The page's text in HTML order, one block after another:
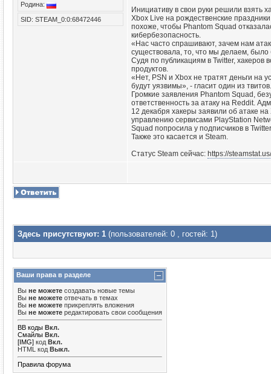
Родина:
SID: STEAM_0:0:68472446
Инициативу в свои руки решили взять
Xbox Live на рождественские
похоже, чтобы Phantom Squad
кибербезопасность.
«Нас часто спрашивают, зачем нам
существовала, то, что мы делаем,
Судя по публикациям в Twitter,
продуктов.
«Нет, PSN и Xbox не тратят деньги на
будут уязвимы», - гласит один из твитов.
Громкие заявления Phantom Squad,
ответственность за атаку на Reddit.
12 декабря хакеры заявили об атаке
управлению сервисами PlayStation
Squad попросила у подписчиков в
Также это касается и Steam.
Статус Steam сейчас: https://steamstat.us/
Здесь присутствуют: 1 (пользователей: 0 , гостей: 1)
Ваши права в разделе
Вы не можете создавать новые темы
Вы не можете отвечать в темах
Вы не можете прикреплять вложения
Вы не можете редактировать свои сообщения
BB коды Вкл.
Смайлы Вкл.
[IMG] код Вкл.
HTML код Выкл.
Правила форума